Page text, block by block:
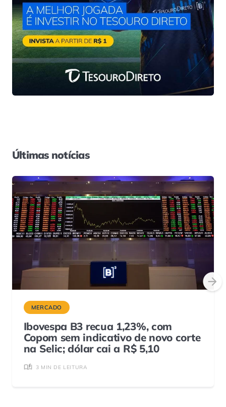
Últimas notícias
MERCADO
Ibovespa B3 recua 1,23%, com
Copom sem indicativo de novo corte
na Selic; dólar cai a R$ 5,10
3 MIN DE LEITURA